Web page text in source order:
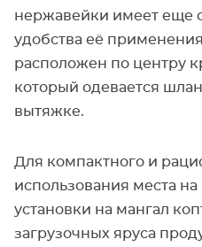
нержавейки имеет еще
удобства её
расположен по центру
который одевается
вытяжке.
Для компактного и
использования места
установки на мангал
загрузочных яруса